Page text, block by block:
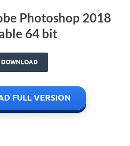
Photoshop 2018
64 bit
FULL VERSION